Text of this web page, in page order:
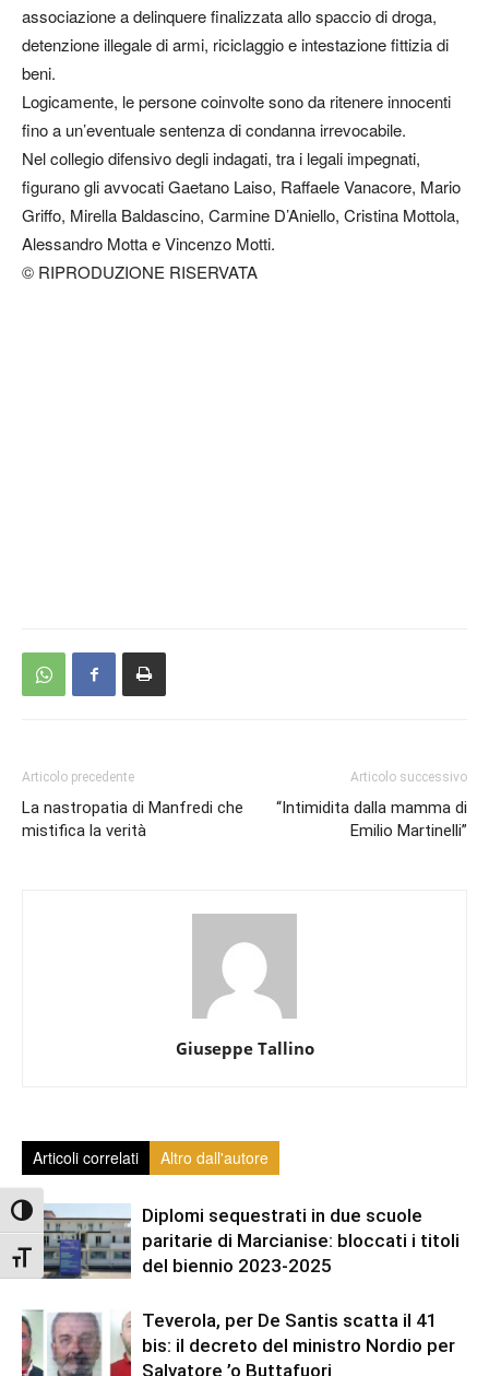
Attiva/disattiva alto contrasto
Attiva/disattiva dimensione testo
associazione a delinquere finalizzata allo spaccio di droga,
detenzione illegale di armi, riciclaggio e intestazione fittizia di
beni.
Logicamente, le persone coinvolte sono da ritenere innocenti
fino a un’eventuale sentenza di condanna irrevocabile.
Nel collegio difensivo degli indagati, tra i legali impegnati,
figurano gli avvocati Gaetano Laiso, Raffaele Vanacore, Mario
Griffo, Mirella Baldascino, Carmine D’Aniello, Cristina Mottola,
Alessandro Motta e Vincenzo Motti.
© RIPRODUZIONE RISERVATA
Articolo precedente
La nastropatia di Manfredi che
mistifica la verità
Articolo successivo
“Intimidita dalla mamma di
Emilio Martinelli”
Giuseppe Tallino
Articoli correlati Altro dall'autore
Diplomi sequestrati in due scuole
paritarie di Marcianise: bloccati i titoli
del biennio 2023-2025
Teverola, per De Santis scatta il 41
bis: il decreto del ministro Nordio per
Salvatore ’o Buttafuori